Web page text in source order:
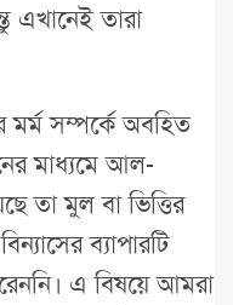
এখানেই তারা
সম্পর্কে অবহিত
মাধ্যমে আল-
তা মুল বা ভিত্তির
ব্যাপারটি
এ বিষয়ে আমরা